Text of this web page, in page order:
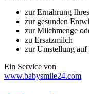
zur Ernährung
zur gesunden
zur Milchmenge
zu Ersatzmilch
zur Umstellung
Ein Service von
www.babysmile24.com